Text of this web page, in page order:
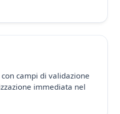
campi di validazione
immediata nel